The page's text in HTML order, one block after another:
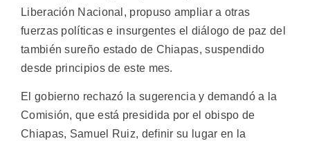
Liberación Nacional, propuso ampliar a otras
fuerzas políticas e insurgentes el diálogo de paz del
también sureño estado de Chiapas, suspendido
desde principios de este mes.
El gobierno rechazó la sugerencia y demandó a la
Comisión, que está presidida por el obispo de
Chiapas, Samuel Ruiz, definir su lugar en la